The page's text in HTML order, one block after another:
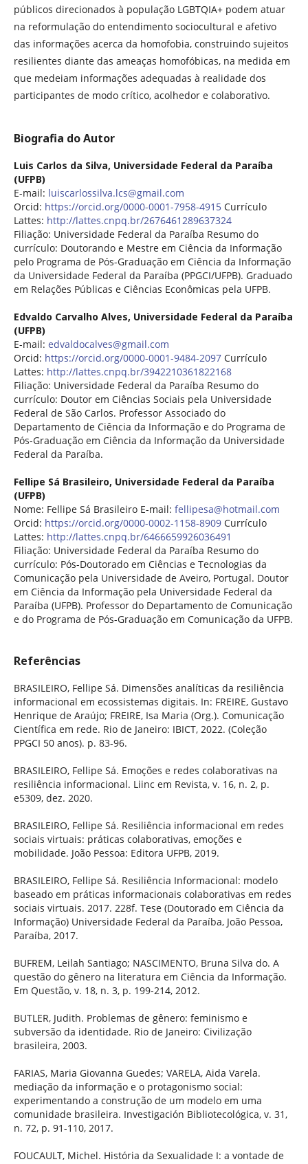
públicos direcionados à população LGBTQIA+ podem atuar
na reformulação do entendimento sociocultural e afetivo
das informações acerca da homofobia, construindo sujeitos
resilientes diante das ameaças homofóbicas, na medida em
que medeiam informações adequadas à realidade dos
participantes de modo crítico, acolhedor e colaborativo.
Biografia do Autor
Luis Carlos da Silva, Universidade Federal da Paraíba
(UFPB)
E-mail: luiscarlossilva.lcs@gmail.com
Orcid: https://orcid.org/0000-0001-7958-4915 Currículo
Lattes: http://lattes.cnpq.br/2676461289637324
Filiação: Universidade Federal da Paraíba Resumo do
currículo: Doutorando e Mestre em Ciência da Informação
pelo Programa de Pós-Graduação em Ciência da Informação
da Universidade Federal da Paraíba (PPGCI/UFPB). Graduado
em Relações Públicas e Ciências Econômicas pela UFPB.
Edvaldo Carvalho Alves, Universidade Federal da Paraíba
(UFPB)
E-mail: edvaldocalves@gmail.com
Orcid: https://orcid.org/0000-0001-9484-2097 Currículo
Lattes: http://lattes.cnpq.br/3942210361822168
Filiação: Universidade Federal da Paraíba Resumo do
currículo: Doutor em Ciências Sociais pela Universidade
Federal de São Carlos. Professor Associado do
Departamento de Ciência da Informação e do Programa de
Pós-Graduação em Ciência da Informação da Universidade
Federal da Paraíba.
Fellipe Sá Brasileiro, Universidade Federal da Paraíba
(UFPB)
Nome: Fellipe Sá Brasileiro E-mail: fellipesa@hotmail.com
Orcid: https://orcid.org/0000-0002-1158-8909 Currículo
Lattes: http://lattes.cnpq.br/6466659926036491
Filiação: Universidade Federal da Paraíba Resumo do
currículo: Pós-Doutorado em Ciências e Tecnologias da
Comunicação pela Universidade de Aveiro, Portugal. Doutor
em Ciência da Informação pela Universidade Federal da
Paraíba (UFPB). Professor do Departamento de Comunicação
e do Programa de Pós-Graduação em Comunicação da UFPB.
Referências
BRASILEIRO, Fellipe Sá. Dimensões analíticas da resiliência
informacional em ecossistemas digitais. In: FREIRE, Gustavo
Henrique de Araújo; FREIRE, Isa Maria (Org.). Comunicação
Científica em rede. Rio de Janeiro: IBICT, 2022. (Coleção
PPGCI 50 anos). p. 83-96.
BRASILEIRO, Fellipe Sá. Emoções e redes colaborativas na
resiliência informacional. Liinc em Revista, v. 16, n. 2, p.
e5309, dez. 2020.
BRASILEIRO, Fellipe Sá. Resiliência informacional em redes
sociais virtuais: práticas colaborativas, emoções e
mobilidade. João Pessoa: Editora UFPB, 2019.
BRASILEIRO, Fellipe Sá. Resiliência Informacional: modelo
baseado em práticas informacionais colaborativas em redes
sociais virtuais. 2017. 228f. Tese (Doutorado em Ciência da
Informação) Universidade Federal da Paraíba, João Pessoa,
Paraíba, 2017.
BUFREM, Leilah Santiago; NASCIMENTO, Bruna Silva do. A
questão do gênero na literatura em Ciência da Informação.
Em Questão, v. 18, n. 3, p. 199-214, 2012.
BUTLER, Judith. Problemas de gênero: feminismo e
subversão da identidade. Rio de Janeiro: Civilização
brasileira, 2003.
FARIAS, Maria Giovanna Guedes; VARELA, Aida Varela.
mediação da informação e o protagonismo social:
experimentando a construção de um modelo em uma
comunidade brasileira. Investigación Bibliotecológica, v. 31,
n. 72, p. 91-110, 2017.
FOUCAULT, Michel. História da Sexualidade I: a vontade de